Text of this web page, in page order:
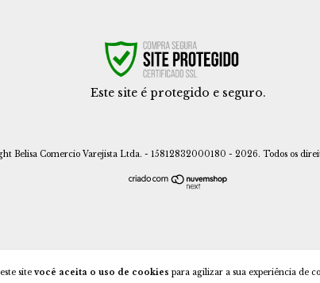
site você aceita o uso de cookies para agilizar a sua experiência de
Este site é protegido e seguro.
Belisa Comercio Varejista Ltda. - 15812832000180 - 2026. Todos os